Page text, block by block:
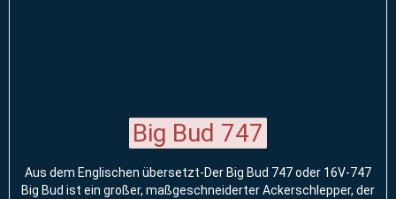
Big Bud 747
Aus dem Englischen übersetzt-Der Big Bud 747 oder 16V-747
Big Bud ist ein großer, maßgeschneiderter Ackerschlepper, der